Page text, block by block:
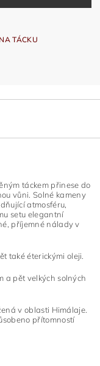
TÁCKU
táckem přinese do
vůni. Solné kameny
atmosféru,
setu elegantní
příjemné nálady v
také éterickými oleji.
a pět velkých solných
v oblasti Himálaje.
přítomností